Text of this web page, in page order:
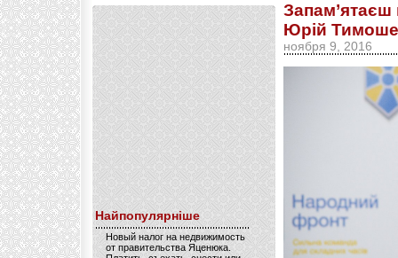
Найпопулярніше
Новый налог на недвижимость
от правительства Яценюка.
Юрій
ноября 9, 2016